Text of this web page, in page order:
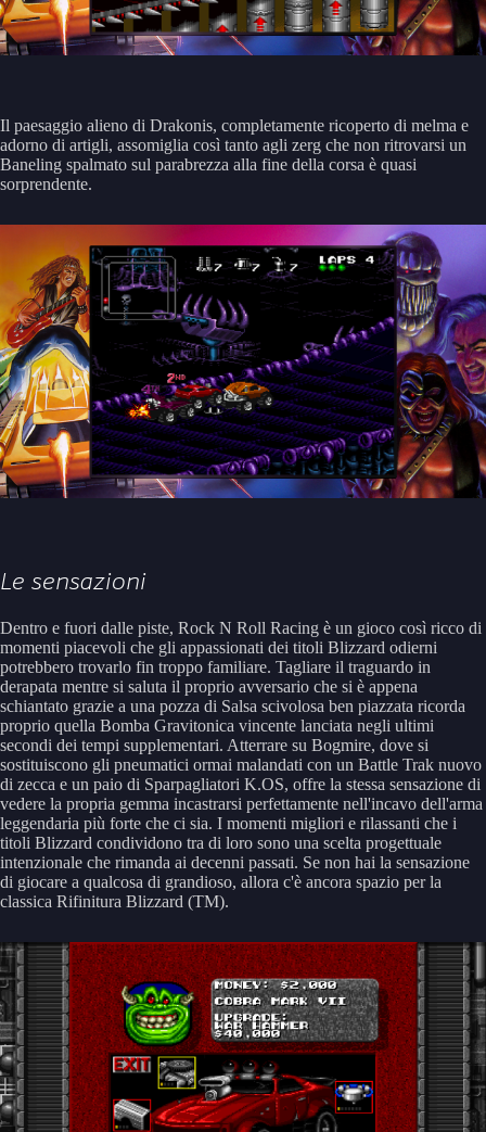
Il paesaggio alieno di Drakonis, completamente ricoperto di melma e
adorno di artigli, assomiglia così tanto agli zerg che non ritrovarsi un
Baneling spalmato sul parabrezza alla fine della corsa è quasi
sorprendente.
Le sensazioni
Dentro e fuori dalle piste, Rock N Roll Racing è un gioco così ricco di
momenti piacevoli che gli appassionati dei titoli Blizzard odierni
potrebbero trovarlo fin troppo familiare. Tagliare il traguardo in
derapata mentre si saluta il proprio avversario che si è appena
schiantato grazie a una pozza di Salsa scivolosa ben piazzata ricorda
proprio quella Bomba Gravitonica vincente lanciata negli ultimi
secondi dei tempi supplementari. Atterrare su Bogmire, dove si
sostituiscono gli pneumatici ormai malandati con un Battle Trak nuovo
di zecca e un paio di Sparpagliatori K.OS, offre la stessa sensazione di
vedere la propria gemma incastrarsi perfettamente nell'incavo dell'arma
leggendaria più forte che ci sia. I momenti migliori e rilassanti che i
titoli Blizzard condividono tra di loro sono una scelta progettuale
intenzionale che rimanda ai decenni passati. Se non hai la sensazione
di giocare a qualcosa di grandioso, allora c'è ancora spazio per la
classica Rifinitura Blizzard (TM).